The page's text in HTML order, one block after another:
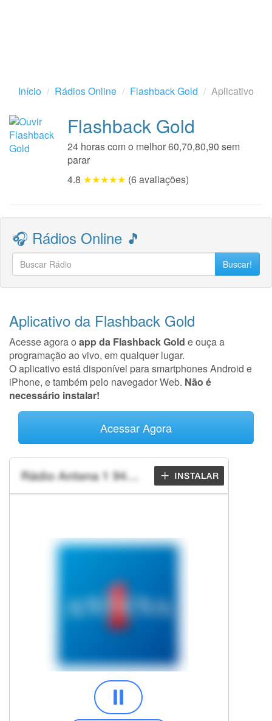
Início Rádios Online Flashback Gold Aplicativo
Flashback Gold
24 horas com o melhor 60,70,80,90 sem
parar
4.8 ★★★★★ (6 avaliações)
🎧 Rádios Online 🎵
Buscar!
Aplicativo da Flashback Gold
Acesse agora o app da Flashback Gold e ouça a
programação ao vivo, em qualquer lugar.
O aplicativo está disponível para smartphones Android e
iPhone, e também pelo navegador Web. Não é
necessário instalar!
Acessar Agora